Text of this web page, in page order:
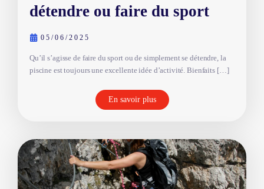
détendre ou faire du sport
05/06/2025
Qu’il s’agisse de faire du sport ou de simplement se détendre, la
piscine est toujours une excellente idée d’activité. Bienfaits […]
En savoir plus